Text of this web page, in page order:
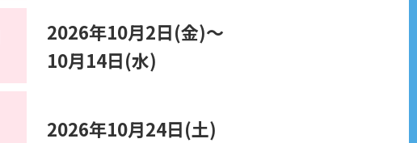
2026年10月2日(金)～
10月14日(水)
2026年10月24日(土)